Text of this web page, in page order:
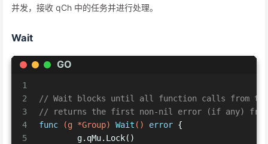
并发，接收 qCh 中的任务并进行处理。
Wait
GO
1
2
3
4
5
// Wait blocks until all function calls from the
// returns the first non-nil error (if any) from
func
(g *Group) Wait () error {
	g.qMu.Lock()